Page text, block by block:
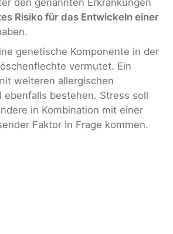
den genannten Erkrankungen
Risiko für das Entwickeln einer
genetische Komponente in der
vermutet. Ein
weiteren allergischen
ebenfalls bestehen. Stress soll
in Kombination mit einer
Faktor in Frage kommen.